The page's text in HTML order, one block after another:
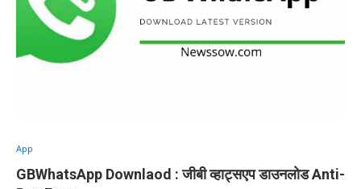
App
GBWhatsApp Downlaod : जीबी व्हाट्सएप डाउनलोड Anti-